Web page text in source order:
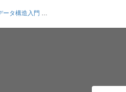
新・アルゴリズムとデータ構造入門 Java編8: 累積和